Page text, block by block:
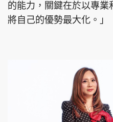
隱私政策聲明
的能力，關鍵在於以專
將自己的優勢最大化。」